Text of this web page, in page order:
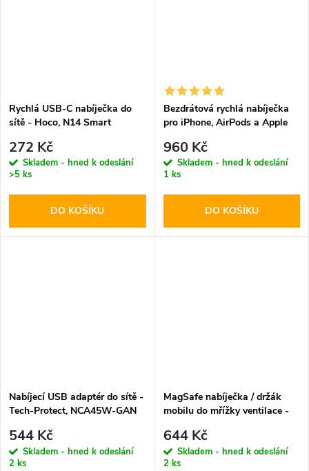
Rychlá USB-C nabíječka do
sítě - Hoco, N14 Smart
272 Kč
Skladem - hned k odeslání
>5 ks
DO KOŠÍKU
Bezdrátová rychlá nabíječka
pro iPhone, AirPods a Apple
MagSafe Wireless Charger
Black
960 Kč
Skladem - hned k odeslání
1 ks
DO KOŠÍKU
Nabíjecí USB adaptér do sítě -
Tech-Protect, NCA45W-GAN
C kabel
544 Kč
Skladem - hned k odeslání
2 ks
MagSafe nabíječka / držák
mobilu do mřížky ventilace -
644 Kč
Skladem - hned k odeslání
2 ks